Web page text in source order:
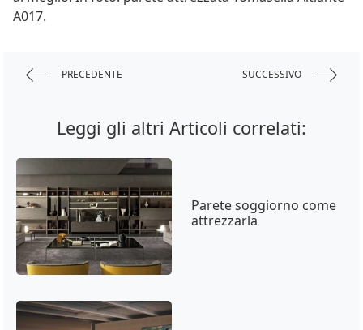
A017.
PRECEDENTE SUCCESSIVO
Leggi gli altri Articoli correlati:
Parete soggiorno come
attrezzarla